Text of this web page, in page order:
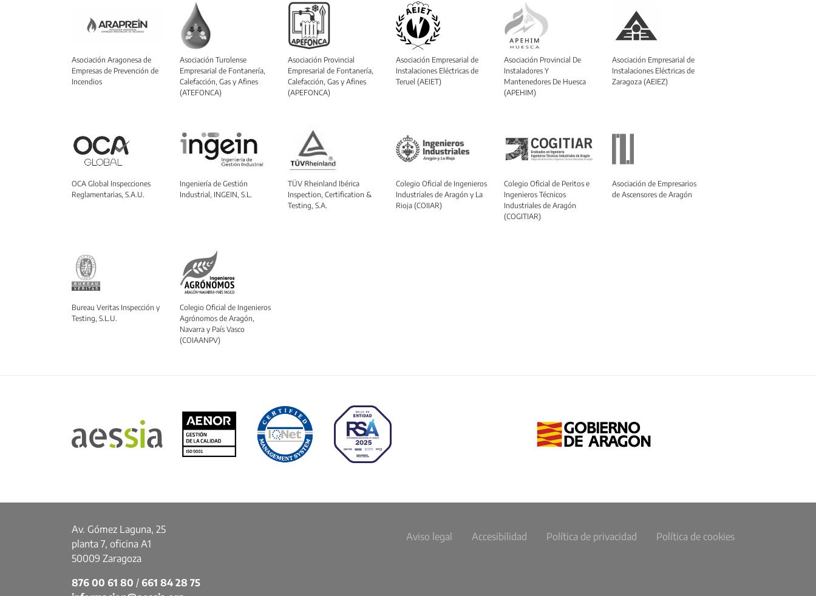
Asociación Aragonesa de
Empresas de Prevención de
Incendios
Asociación Turolense
Empresarial de Fontanería,
Calefacción, Gas y Afines
(ATEFONCA)
Asociación Provincial
Empresarial de Fontanería,
Calefacción, Gas y Afines
(APEFONCA)
Asociación Empresarial de
Instalaciones Eléctricas de
Teruel (AEIET)
Asociación Provincial De
Instaladores Y
Mantenedores De Huesca
(APEHIM)
Asociación Empresarial de
Instalaciones Eléctricas de
Zaragoza (AEIEZ)
OCA Global Inspecciones
Reglamentarias, S.A.U.
Ingeniería de Gestión
Industrial, INGEIN, S.L.
TÜV Rheinland Ibérica
Inspection, Certification &
Testing, S.A.
Colegio Oficial de Ingenieros
Industriales de Aragón y La
Rioja (COIIAR)
Colegio Oficial de Peritos e
Ingenieros Técnicos
Industriales de Aragón
(COGITIAR)
Asociación de Empresarios
de Ascensores de Aragón
Bureau Veritas Inspección y
Testing, S.L.U.
Colegio Oficial de Ingenieros
Agrónomos de Aragón,
Navarra y País Vasco
(COIAANPV)
Av. Gómez Laguna, 25
planta 7, oficina A1
50009 Zaragoza
876 00 61 80 / 661 84 28 75
Aviso legal Accesibilidad Política de privacidad Política de cookies